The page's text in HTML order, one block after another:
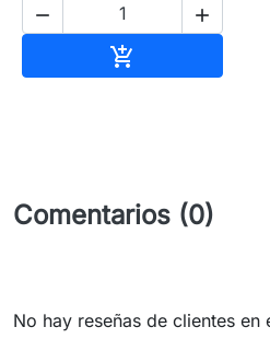
 

Comentarios (0)
No hay reseñas de clientes en